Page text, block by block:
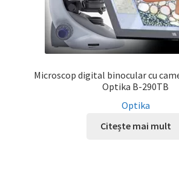
Microscop digital binocular cu
Optika B-290TB
Optika
Citește mai mult